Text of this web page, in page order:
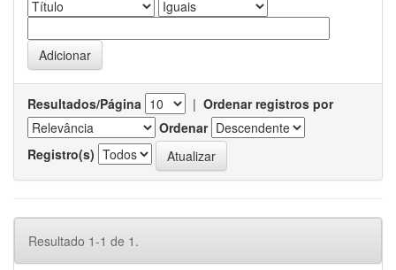
Resultados/Página | Ordenar registros por
Ordenar
Registro(s)
Resultado 1-1 de 1.